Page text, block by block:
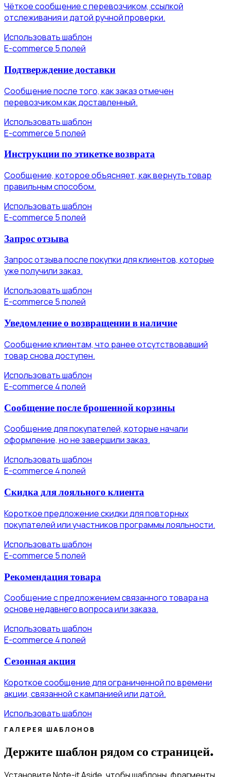
Чёткое сообщение с перевозчиком, ссылкой
отслеживания и датой ручной проверки.
Использовать шаблон
E-commerce 5 полей
Подтверждение доставки
Сообщение после того, как заказ отмечен
перевозчиком как доставленный.
Использовать шаблон
E-commerce 5 полей
Инструкции по этикетке возврата
Сообщение, которое объясняет, как вернуть товар
правильным способом.
Использовать шаблон
E-commerce 5 полей
Запрос отзыва
Запрос отзыва после покупки для клиентов, которые
уже получили заказ.
Использовать шаблон
E-commerce 5 полей
Уведомление о возвращении в наличие
Сообщение клиентам, что ранее отсутствовавший
товар снова доступен.
Использовать шаблон
E-commerce 4 полей
Сообщение после брошенной корзины
Сообщение для покупателей, которые начали
оформление, но не завершили заказ.
Использовать шаблон
E-commerce 4 полей
Скидка для лояльного клиента
Короткое предложение скидки для повторных
покупателей или участников программы лояльности.
Использовать шаблон
E-commerce 5 полей
Рекомендация товара
Сообщение с предложением связанного товара на
основе недавнего вопроса или заказа.
Использовать шаблон
E-commerce 4 полей
Сезонная акция
Короткое сообщение для ограниченной по времени
акции, связанной с кампанией или датой.
Использовать шаблон
ГАЛЕРЕЯ ШАБЛОНОВ
Держите шаблон рядом со страницей.